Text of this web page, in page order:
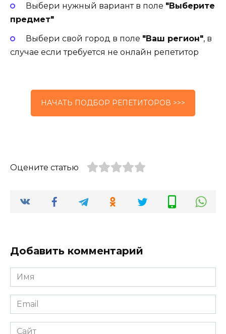
Выбери нужный вариант в поле "Выберите
предмет"
Выбери свой город в поле "Ваш регион", в
случае если требуется не онлайн репетитор
НАЧАТЬ ПОДБОР РЕПЕТИТОРОВ >>>
Оцените статью
Добавить комментарий
Имя
*
Email
*
Сайт